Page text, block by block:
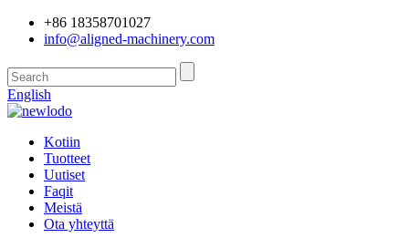
+86 18358701027
info@aligned-machinery.com
English
Kotiin
Tuotteet
Uutiset
Faqit
Meistä
Ota yhteyttä